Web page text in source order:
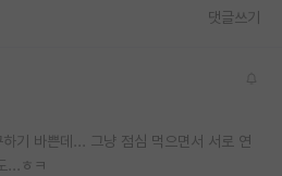
댓글쓰기
기 바쁜데... 그냥 점심 먹으면서 서로 연
...ㅎㅋ